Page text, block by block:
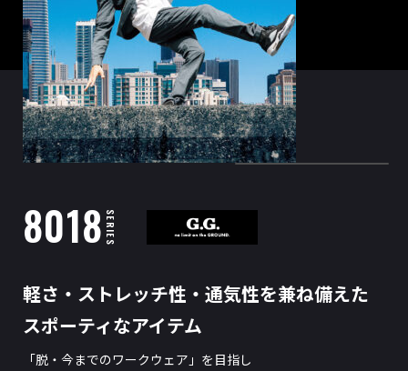
8018SERIES
軽さ・ストレッチ性・通気性を兼ね備えた
スポーティなアイテム
「脱・今までのワークウェア」を目指し